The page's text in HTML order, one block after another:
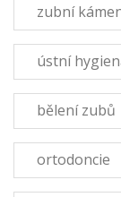
zubní
ústní
bělení zubů
ortodoncie